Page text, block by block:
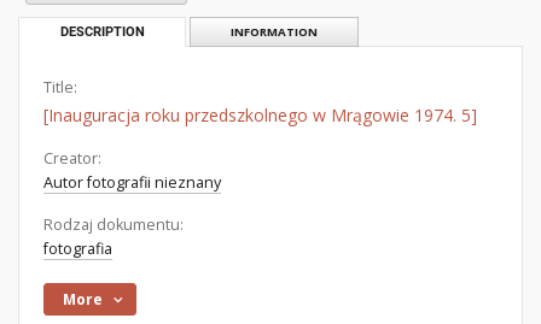
DESCRIPTION INFORMATION
Title:
[Inauguracja roku przedszkolnego w Mrągowie 1974. 5]
Creator:
Autor fotografii nieznany
Rodzaj dokumentu:
fotografia
More